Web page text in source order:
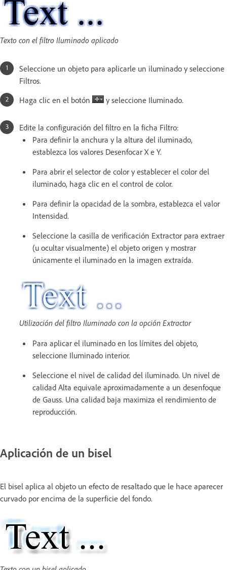
Texto con el filtro Iluminado aplicado
Seleccione un objeto para aplicarle un iluminado y seleccione
Filtros.
Haga clic en el botón
y seleccione Iluminado.
Edite la configuración del filtro en la ficha Filtro:
Para definir la anchura y la altura del iluminado,
establezca los valores Desenfocar X e Y.
Para abrir el selector de color y establecer el color del
iluminado, haga clic en el control de color.
Para definir la opacidad de la sombra, establezca el valor
Intensidad.
Seleccione la casilla de verificación Extractor para extraer
(u ocultar visualmente) el objeto origen y mostrar
únicamente el iluminado en la imagen extraída.
Utilización del filtro Iluminado con la opción Extractor
Para aplicar el iluminado en los límites del objeto,
seleccione Iluminado interior.
Seleccione el nivel de calidad del iluminado. Un nivel de
calidad Alta equivale aproximadamente a un desenfoque
de Gauss. Una calidad baja maximiza el rendimiento de
reproducción.
Aplicación de un bisel
El bisel aplica al objeto un efecto de resaltado que le hace aparecer
curvado por encima de la superficie del fondo.